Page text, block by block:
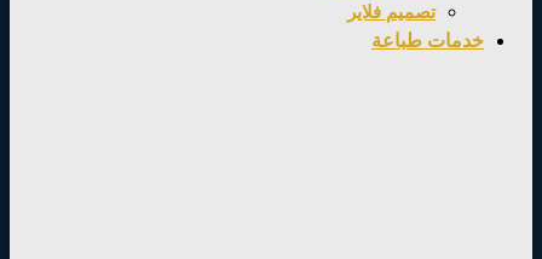
تصميم فلاير
خدمات طباعة